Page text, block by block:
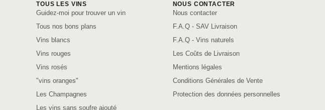
TOUS LES VINS
Guidez-moi pour trouver un vin
Tous nos bons plans
Vins blancs
Vins rouges
Vins rosés
"vins oranges"
Les Champagnes
Les vins sans soufre ajouté
NOUS CONTACTER
Nous contacter
F.A.Q - SAV Livraison
F.A.Q - Vins naturels
Les Coûts de Livraison
Mentions légales
Conditions Générales de Vente
Protection des données personnelles